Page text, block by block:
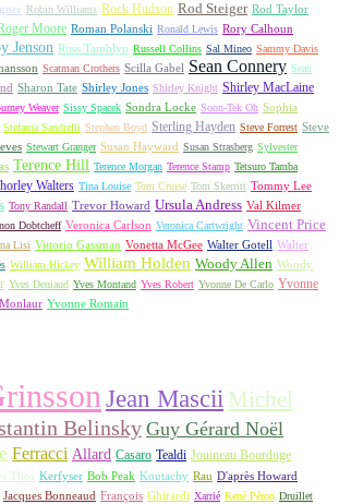
Robin Williams Rock Hudson Rod Steiger Rod Taylor
Moore Roman Polanski Ronald Lewis Rory Calhoun
Jenson Russ Tamblyn Russell Collins Sal Mineo Sammy Davis
Scatman Crothers Scilla Gabel Sean Connery Sean
Sharon Tate Shirley Jones Shirley Knight Shirley MacLaine
Weaver Sissy Spacek Sondra Locke Soon-Tek Oh Sophia
Stefania Sandrelli Stephen Boyd Sterling Hayden Steve Forrest Steve
Stewart Granger Susan Hayward Susan Strasberg Sylvester
Terence Hill Terence Morgan Terence Stamp Tetsuro Tamba
Walters Tina Louise Tom Cruise Tom Skerritt Tommy Lee
Tony Randall Trevor Howard Ursula Andress Val Kilmer
Dobtcheff Veronica Carlson Veronica Cartwright Vincent Price
Lisi Vittorio Gassman Vonetta McGee Walter Gotell Walter
William Hickey William Holden Woody Allen Woody
Yves Deniaud Yves Montand Yves Robert Yvonne De Carlo Yvonne
Yvonne Romain
Jean Mascii Michel
Belinsky Guy Gérard Noël
Ferracci Allard Casaro Tealdi Jouineau Bourduge
Thos Kerfyser Bob Peak Koutachy Rau D'après Howard
Jacques Bonneaud François Ghirardi Xarrié René Péron Druillet